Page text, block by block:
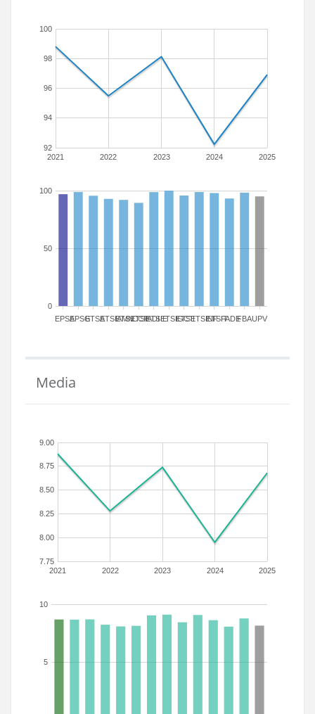
2021 2022 2023 2024 2025
92
94
96
98
100
EPSAEPSGETSAETSIAMN
ETSICCP
ETSIADI
ETSIEETSIGCT
ETSIIETSINFETSITFADEFBAUPV
0
50
100
Media
2021 2022 2023 2024 2025
7.75
8.00
8.25
8.50
8.75
9.00
5
10